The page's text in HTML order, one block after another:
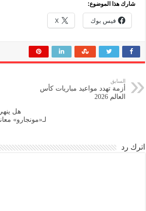
شارك هذا الموضوع:
فيس بوك X
السابق
أزمة تهدد مواعيد مباريات كأس
العالم 2026
هل
لـ«مونجارو»
اترك رد